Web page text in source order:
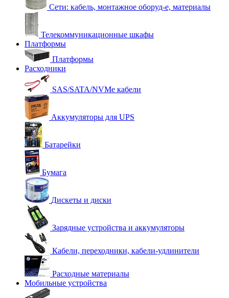
Сети: кабель, монтажное оборуд-е, материалы
Телекоммуникационные шкафы
Платформы
Платформы
Расходники
SAS/SATA/NVMe кабели
Аккумуляторы для UPS
Батарейки
Бумага
Дискеты и диски
Зарядные устройства и аккумуляторы
Кабели, переходники, кабели-удлинители
Расходные материалы
Мобильные устройства